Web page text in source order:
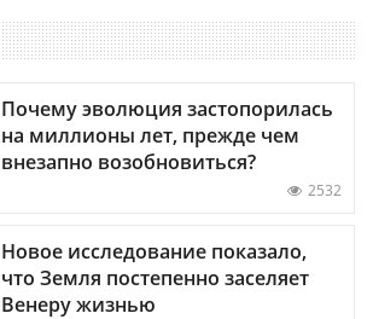
Почему эволюция застопорилась
на миллионы лет, прежде чем
внезапно возобновиться?
2532
Новое исследование показало,
что Земля постепенно заселяет
Венеру жизнью